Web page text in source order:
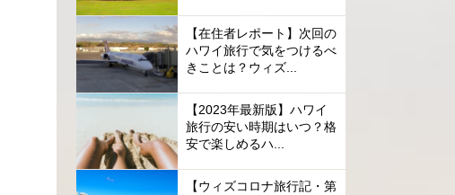
【在住者レポート】次回の
ハワイ旅行で気をつけるべ
きことは？ウィズ...
【2023年最新版】ハワイ
旅行の安い時期はいつ？格
安で楽しめるハ...
【ウィズコロナ旅行記・第